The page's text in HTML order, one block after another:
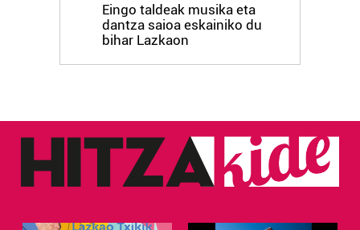
Eingo taldeak musika eta
dantza saioa eskainiko du
bihar Lazkaon